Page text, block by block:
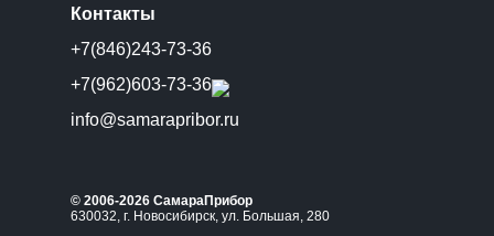
Контакты
+7(846)243-73-36
+7(962)603-73-36
info@samarapribor.ru
© 2006-2026 СамараПрибор
630032, г. Новосибирск, ул. Большая, 280